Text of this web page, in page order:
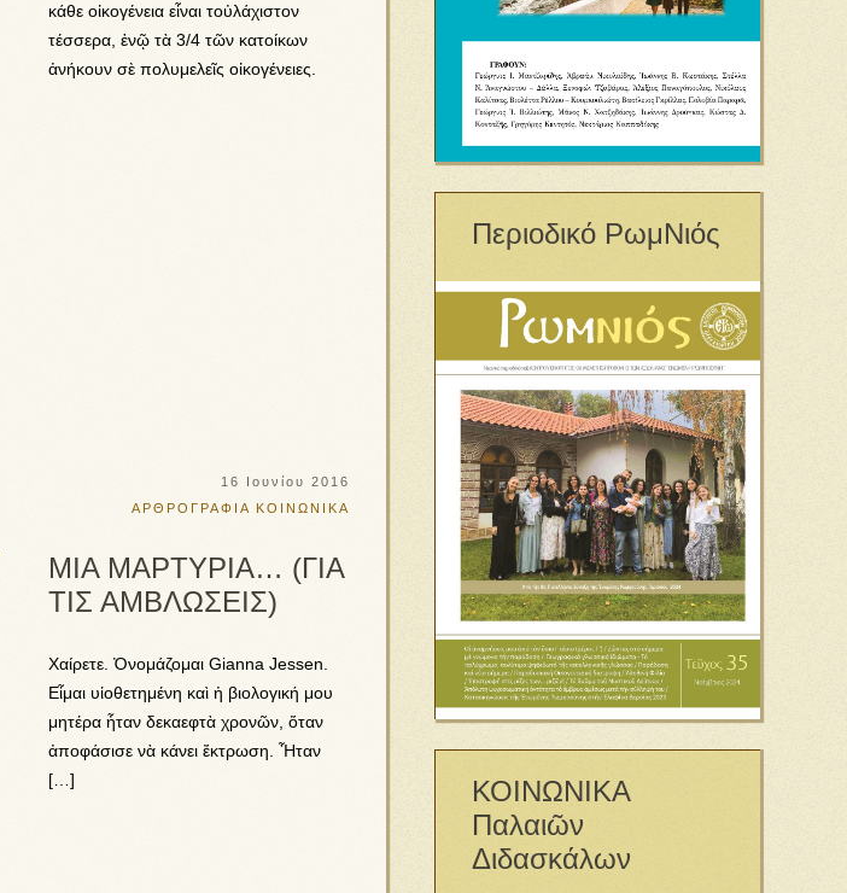
κάθε οἰκογένεια εἶναι τοὐλάχιστον
τέσσερα, ἐνῷ τὰ 3/4 τῶν κατοίκων
ἀνήκουν σὲ πολυμελεῖς οἰκογένειες.
16 Ιουνίου 2016
ΑΡΘΡΟΓΡΑΦΙΑ ΚΟΙΝΩΝΙΚΑ
ΜΙΑ ΜΑΡΤΥΡΙΑ… (ΓΙΑ
ΤΙΣ ΑΜΒΛΩΣΕΙΣ)
Χαίρετε. Ὀνομάζομαι Gianna Jessen.
Εἶμαι υἱοθετημένη καὶ ἡ βιολογική μου
μητέρα ἦταν δεκαεφτὰ χρονῶν, ὅταν
ἀποφάσισε νὰ κάνει ἔκτρωση. Ἦταν
[…]
Περιοδικό ΡωμΝιός
ΚΟΙΝΩΝΙΚΑ
Παλαιῶν
Διδασκάλων